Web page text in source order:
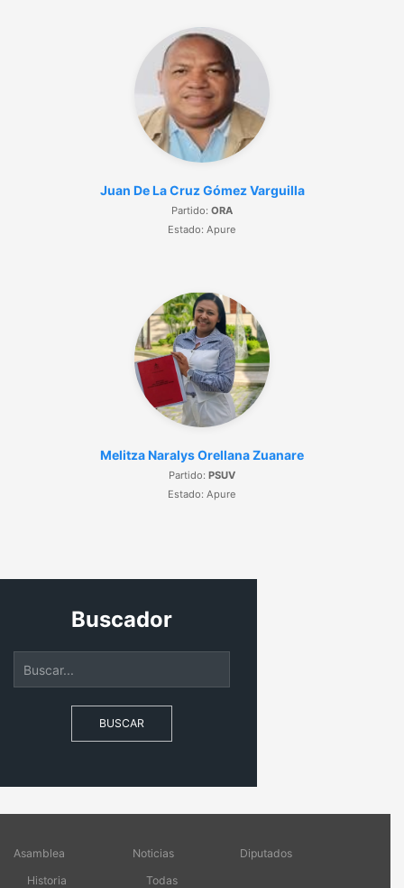
Juan De La Cruz Gómez Varguilla
Partido: ORA
Estado: Apure
Melitza Naralys Orellana Zuanare
Partido: PSUV
Estado: Apure
Buscador
BUSCAR
Asamblea
Historia
Noticias
Todas
Diputados